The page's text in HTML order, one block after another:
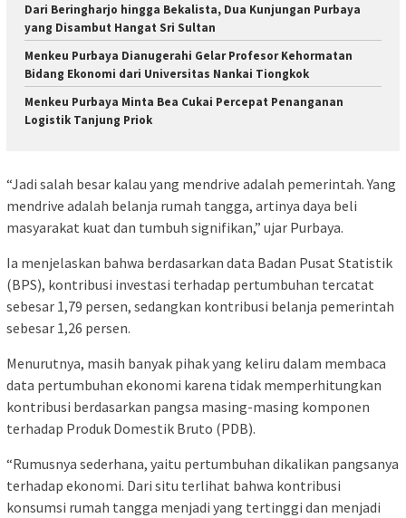
Dari Beringharjo hingga Bekalista, Dua Kunjungan Purbaya
yang Disambut Hangat Sri Sultan
Menkeu Purbaya Dianugerahi Gelar Profesor Kehormatan
Bidang Ekonomi dari Universitas Nankai Tiongkok
Menkeu Purbaya Minta Bea Cukai Percepat Penanganan
Logistik Tanjung Priok
“Jadi salah besar kalau yang mendrive adalah pemerintah. Yang
mendrive adalah belanja rumah tangga, artinya daya beli
masyarakat kuat dan tumbuh signifikan,” ujar Purbaya.
Ia menjelaskan bahwa berdasarkan data Badan Pusat Statistik
(BPS), kontribusi investasi terhadap pertumbuhan tercatat
sebesar 1,79 persen, sedangkan kontribusi belanja pemerintah
sebesar 1,26 persen.
Menurutnya, masih banyak pihak yang keliru dalam membaca
data pertumbuhan ekonomi karena tidak memperhitungkan
kontribusi berdasarkan pangsa masing-masing komponen
terhadap Produk Domestik Bruto (PDB).
“Rumusnya sederhana, yaitu pertumbuhan dikalikan pangsanya
terhadap ekonomi. Dari situ terlihat bahwa kontribusi
konsumsi rumah tangga menjadi yang tertinggi dan menjadi